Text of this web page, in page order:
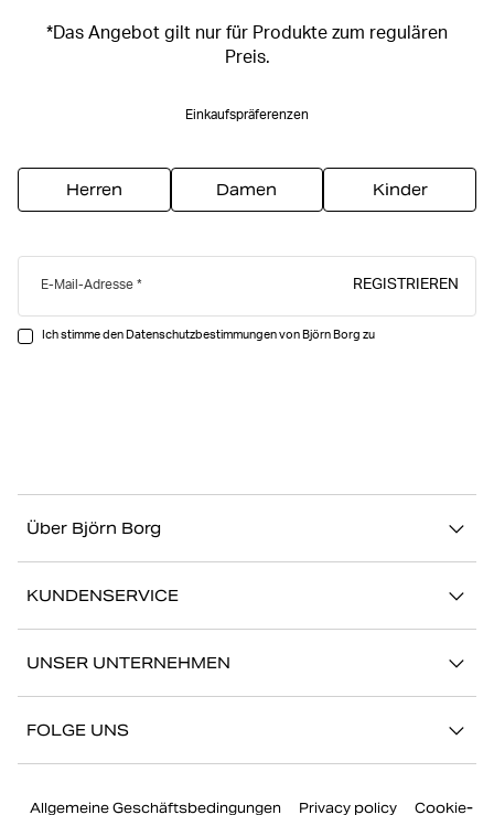
*Das Angebot gilt nur für Produkte zum regulären
Preis.
Einkaufspräferenzen
Herren Damen Kinder
E-Mail-Adresse REGISTRIEREN
Ich stimme den Datenschutzbestimmungen von Björn Borg zu
Über Björn Borg
Geschichten
Storefinder
KUNDENSERVICE
Zurückkehren/Beanspruchen
Mein Konto
UNSER UNTERNEHMEN
FOLGE UNS
Allgemeine Geschäftsbedingungen Privacy policy Cookie-